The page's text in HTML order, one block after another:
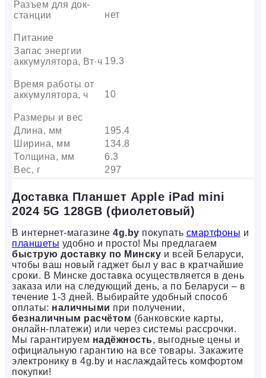
Разъем для док-
станции
нет
Питание
Запас энергии
аккумулятора, Вт·ч 19.3
Время работы от
аккумулятора, ч
10
Размеры и вес
Длина, мм
195.4
Ширина, мм
134.8
Толщина, мм
6.3
Вес, г
297
Доставка Планшет Apple iPad mini
2024 5G 128GB (фиолетовый)
В интернет-магазине 4g.by покупать смартфоны и
планшеты удобно и просто! Мы предлагаем
быструю доставку по Минску и всей Беларуси,
чтобы ваш новый гаджет был у вас в кратчайшие
сроки. В Минске доставка осуществляется в день
заказа или на следующий день, а по Беларуси – в
течение 1-3 дней. Выбирайте удобный способ
оплаты: наличными при получении,
безналичным расчётом (банковские карты,
онлайн-платежи) или через системы рассрочки.
Мы гарантируем надёжность, выгодные цены и
официальную гарантию на все товары. Закажите
электронику в 4g.by и наслаждайтесь комфортом
покупки!